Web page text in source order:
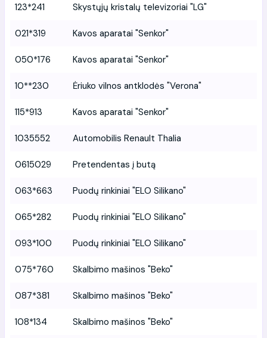
123*241 Skystųjų kristalų televizoriai "LG"
021*319 Kavos aparatai "Senkor"
050*176 Kavos aparatai "Senkor"
10**230 Ėriuko vilnos antklodės "Verona"
115*913 Kavos aparatai "Senkor"
1035552 Automobilis Renault Thalia
0615029 Pretendentas į butą
063*663 Puodų rinkiniai "ELO Silikano"
065*282 Puodų rinkiniai "ELO Silikano"
093*100 Puodų rinkiniai "ELO Silikano"
075*760 Skalbimo mašinos "Beko"
087*381 Skalbimo mašinos "Beko"
108*134 Skalbimo mašinos "Beko"